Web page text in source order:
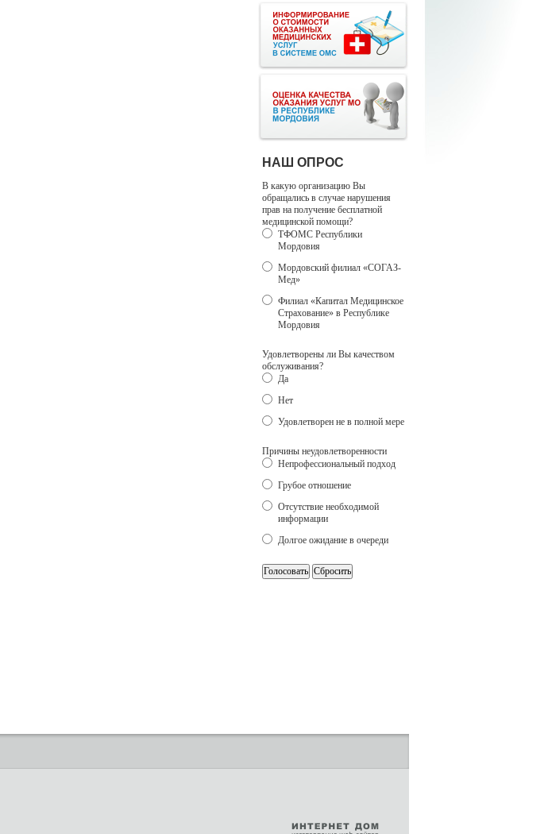
НАШ ОПРОС
В какую организацию Вы
обращались в случае нарушения
прав на получение бесплатной
медицинской помощи?
ТФОМС Республики
Мордовия
Мордовский филиал «СОГАЗ-
Мед»
Филиал «Капитал Медицинское
Страхование» в Республике
Мордовия
Удовлетворены ли Вы качеством
обслуживания?
Да
Нет
Удовлетворен не в полной мере
Причины неудовлетворенности
Непрофессиональный подход
Грубое отношение
Отсутствие необходимой
информации
Долгое ожидание в очереди